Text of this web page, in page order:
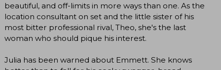
beautiful, and off-limits in more ways than one. As the
location consultant on set and the little sister of his
most bitter professional rival, Theo, she's the last
woman who should pique his interest.
Julia has been warned about Emmett. She knows